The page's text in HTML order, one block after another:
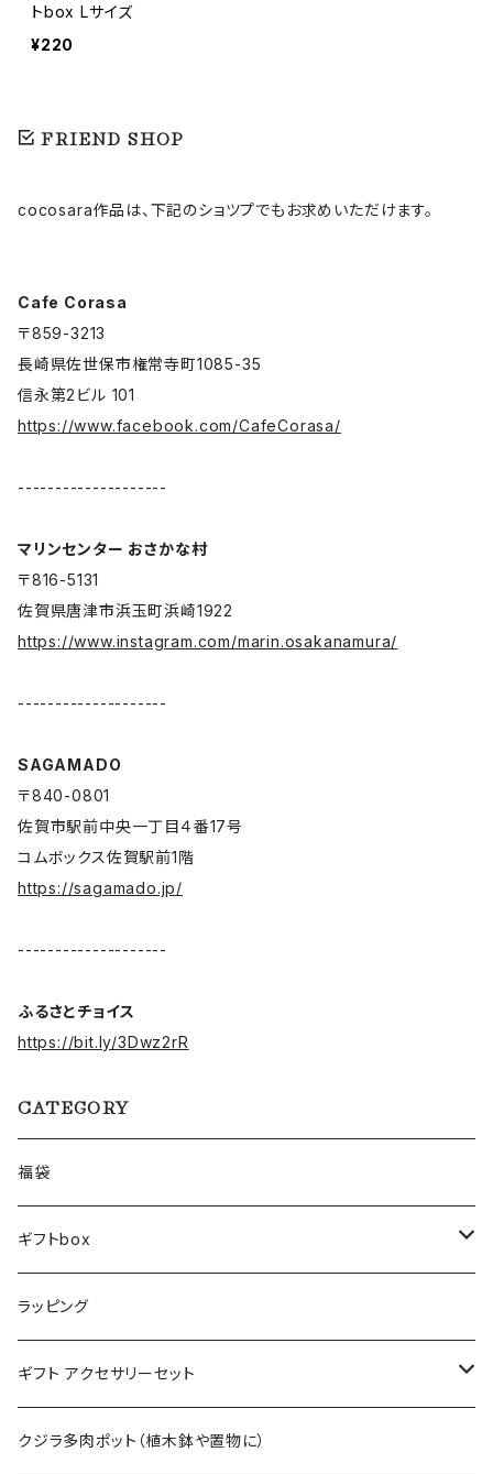
トbox Lサイズ
¥220
FRIEND SHOP
cocosara作品は、下記のショツプでもお求めいただけます。
Cafe Corasa
〒859-3213
長崎県佐世保市権常寺町1085-35
信永第2ビル 101
https://www.facebook.com/CafeCorasa/
--------------------
マリンセンター おさかな村
〒816-5131
佐賀県唐津市浜玉町浜崎1922
https://www.instagram.com/marin.osakanamura/
--------------------
SAGAMADO
〒840-0801
佐賀市駅前中央一丁目４番17号
コムボックス佐賀駅前1階
https://sagamado.jp/
--------------------
ふるさとチョイス
https://bit.ly/3Dwz2rR
CATEGORY
福袋
ギフトbox
Lサイズ
Mサイズ
Sサイズ
ラッピング
ギフト アクセサリーセット
flower
クジラ多肉ポット（植木鉢や置物に）